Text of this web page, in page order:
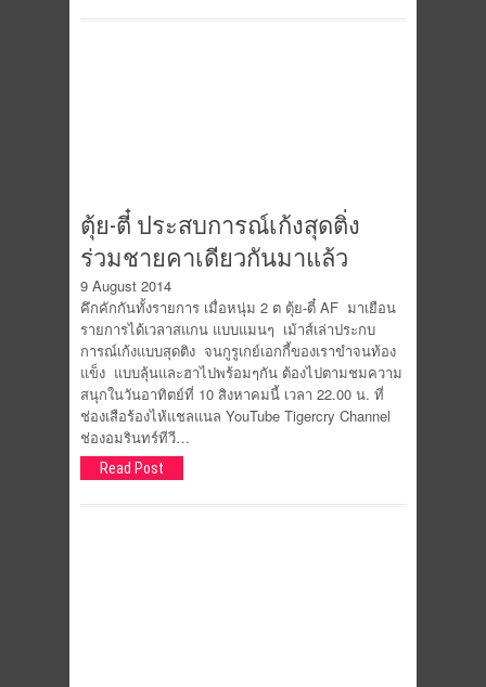
ตุ้ย-ตี๋ ประสบการณ์เก้งสุดติ่ง
ร่วมชายคาเดียวกันมาแล้ว
9 August 2014
คึกคักกันทั้งรายการ เมื่อหนุ่ม 2 ต ตุ้ย-ตี๋ AF มาเยือน
รายการได้เวลาสแกน แบบแมนๆ เม้าส์เล่าประกบ
การณ์เก้งแบบสุดติง จนกูรูเกย์เอกกี้ของเราขำจนท้อง
แข็ง แบบลุ้นและฮาไปพร้อมๆกัน ต้องไปตามชมความ
สนุกในวันอาทิตย์ที่ 10 สิงหาคมนี้ เวลา 22.00 น. ที่
ช่องเสือร้องไห้แชลแนล YouTube Tigercry Channel
ช่องอมรินทร์ทีวี…
Read Post